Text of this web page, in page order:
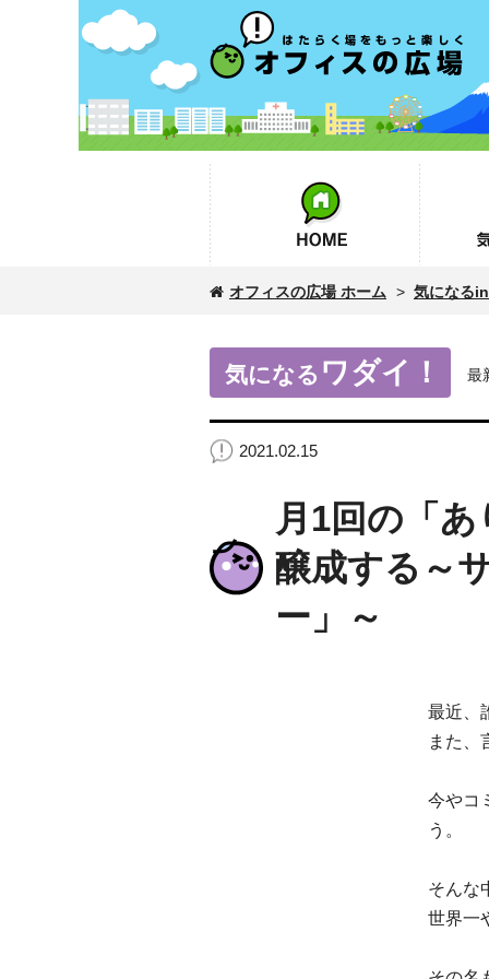
オフィスの広場 ホーム > 気になる
気になる ワダイ！ 最
2021.02.15
月1回の「
醸成する～
ー」～
最近、
また、
今やコ
う。
そんな
世界一